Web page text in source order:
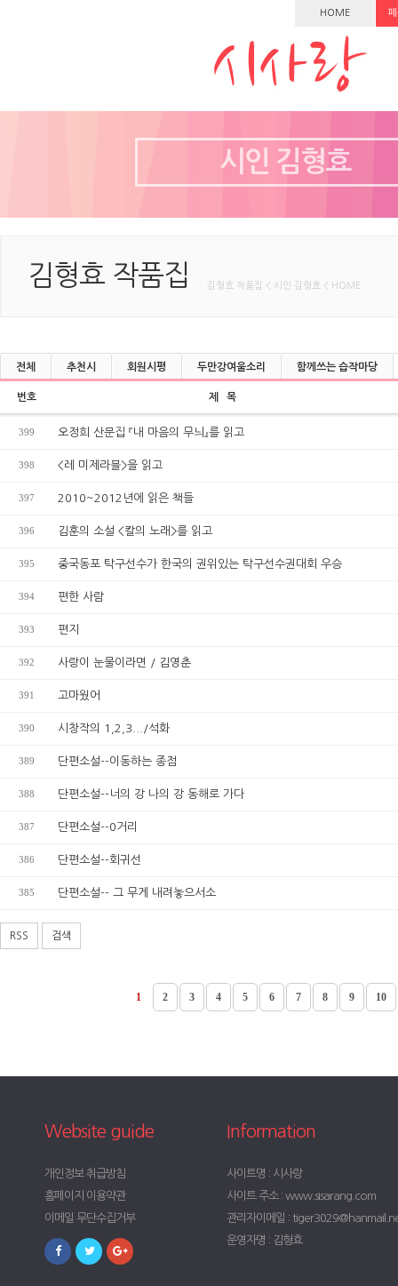
HOME
시인 김형효
김형효 작품집 김형효 작품집 < 시인 김형효 < HOME
전체 추천시 회원시평 두만강여울소리 함께쓰는 습작마당
번호 제 목
399 오정희 산문집 『내 마음의 무늬』를 읽고
398 <레 미제라블>을 읽고
397 2010~2012년에 읽은 책들
396 김훈의 소설 <칼의 노래>를 읽고
395 중국동포 탁구선수가 한국의 권위있는 탁구선수권대회 우승
394 편한 사람
393 편지
392 사랑이 눈물이라면 / 김영춘
391 고마웠어
390 시창작의 1,2,3.../석화
389 단편소설--이동하는 종점
388 단편소설--너의 강 나의 강 동해로 가다
387 단편소설--0거리
386 단편소설--회귀선
385 단편소설-- 그 무게 내려놓으서소
RSS 검색
1 2 3 4 5 6 7 8 9 10
Website guide
개인정보 취급방침
홈페이지 이용약관
이메일 무단수집거부
Information
사이트명 : 시사랑
사이트 주소 : www.sisarang.com
관리자이메일 :
운영자명 : 김형효